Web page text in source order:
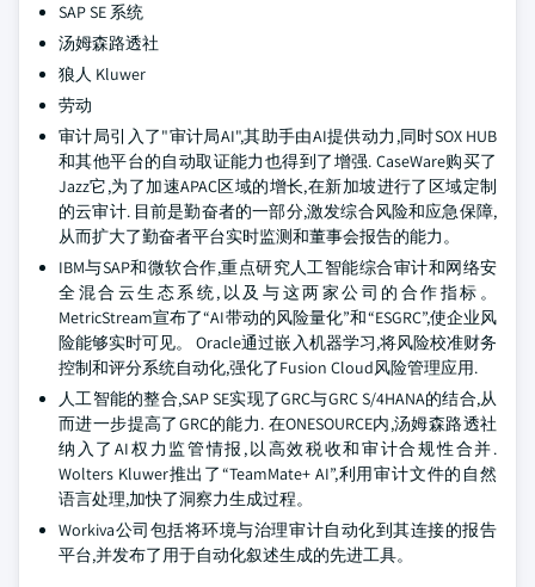
SAP SE 系统
汤姆森路透社
狼人 Kluwer
劳动
审计局引入了"审计局AI",其助手由AI提供动力,同时SOX HUB
和其他平台的自动取证能力也得到了增强. CaseWare购买了
Jazz它,为了加速APAC区域的增长,在新加坡进行了区域定制
的云审计. 目前是勤奋者的一部分,激发综合风险和应急保障,
从而扩大了勤奋者平台实时监测和董事会报告的能力。
IBM与SAP和微软合作,重点研究人工智能综合审计和网络安
全混合云生态系统,以及与这两家公司的合作指标。
MetricStream宣布了“AI带动的风险量化”和“ESGRC”,使企业风
险能够实时可见。 Oracle通过嵌入机器学习,将风险校准财务
控制和评分系统自动化,强化了Fusion Cloud风险管理应用.
人工智能的整合,SAP SE实现了GRC与GRC S/4HANA的结合,从
而进一步提高了GRC的能力. 在ONESOURCE内,汤姆森路透社
纳入了AI权力监管情报,以高效税收和审计合规性合并.
Wolters Kluwer推出了“TeamMate+ AI”,利用审计文件的自然
语言处理,加快了洞察力生成过程。
Workiva公司包括将环境与治理审计自动化到其连接的报告
平台,并发布了用于自动化叙述生成的先进工具。